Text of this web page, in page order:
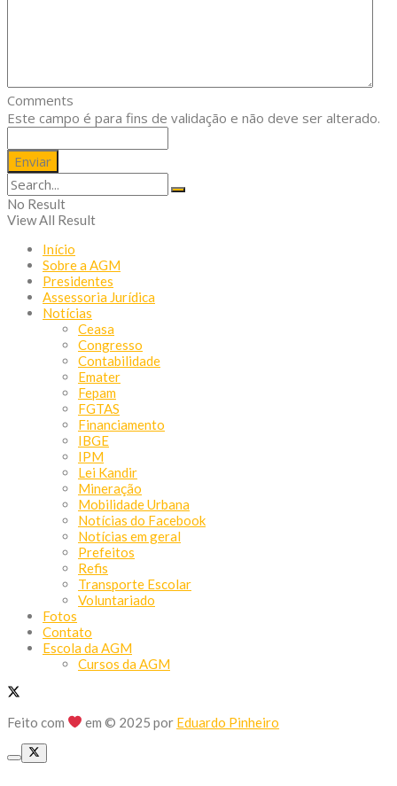
Comments
Este campo é para fins de validação e não deve ser alterado.
No Result
View All Result
Início
Sobre a AGM
Presidentes
Assessoria Jurídica
Notícias
Ceasa
Congresso
Contabilidade
Emater
Fepam
FGTAS
Financiamento
IBGE
IPM
Lei Kandir
Mineração
Mobilidade Urbana
Notícias do Facebook
Notícias em geral
Prefeitos
Refis
Transporte Escolar
Voluntariado
Fotos
Contato
Escola da AGM
Cursos da AGM
Feito com em © 2025 por Eduardo Pinheiro